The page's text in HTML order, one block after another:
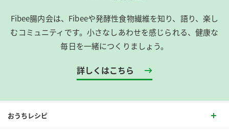
Fibee腸内会は、​Fibeeや発酵性食物繊維を知り、語り、楽し
むコミュニティです。​小さなしあわせを感じられる、健康な
毎日を一緒につくりましょう。
詳しくはこちら
おうちレシピ